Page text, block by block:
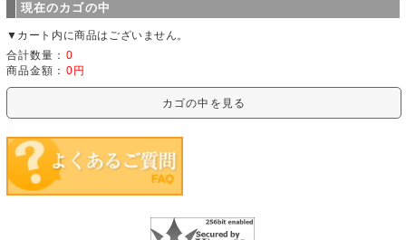
現在のカゴの中
▼カート内に商品はございません。
合計数量： 0
商品金額： 0円
カゴの中を見る